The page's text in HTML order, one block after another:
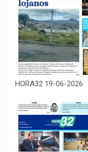
HORA32 19-06-2026